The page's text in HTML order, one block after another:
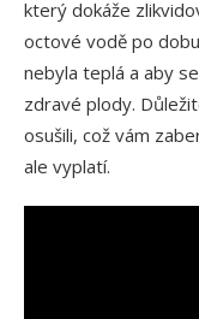
který dokáže
octové vodě po
nebyla teplá a aby
zdravé plody.
osušili, což vám
ale vyplatí.